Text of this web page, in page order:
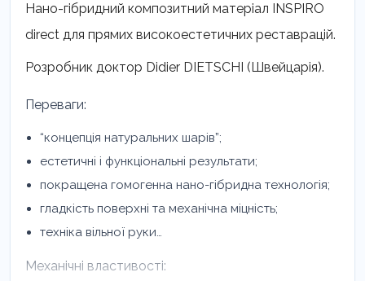
кількість
Нано-гібридний композитний матеріал INSPIRO
direct для прямих високоестетичних реставрацій.
Розробник доктор Didier DIETSCHI (Швейцарія).
Переваги:
“концепція натуральних шарів”;
естетичні і функціональні результати;
покращена гомогенна нано-гібридна технологія;
гладкість поверхні та механічна міцність;
техніка вільної руки…
Механічні властивості: